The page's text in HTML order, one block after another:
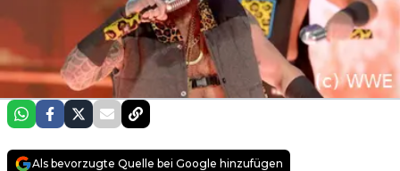
Als bevorzugte Quelle bei Google hinzufügen